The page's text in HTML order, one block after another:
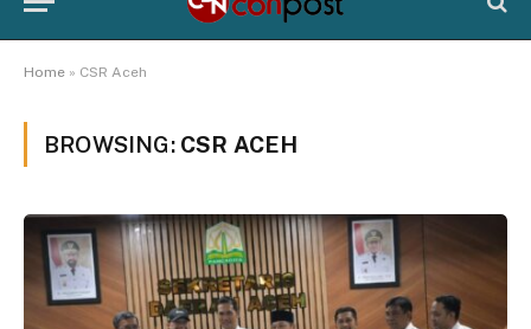
Home » CSR Aceh
BROWSING: CSR ACEH